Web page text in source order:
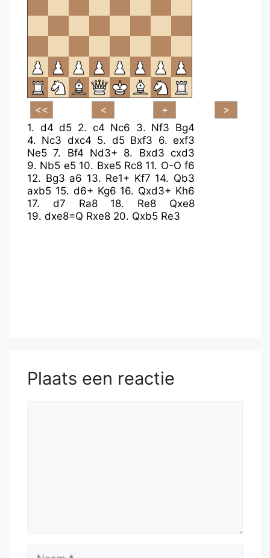
1. d4 d5 2. c4 Nc6 3. Nf3 Bg4
4. Nc3 dxc4 5. d5 Bxf3 6.exf3
Ne5 7. Bf4 Nd3+ 8. Bxd3 cxd3
9. Nb5 e5 10. Bxe5 Rc8 11. O-O f6
12. Bg3 a6 13. Re1+ Kf7 14. Qb3
axb5 15. d6+ Kg6 16. Qxd3+ Kh6
17. d7 Ra8 18. Re8
Qxe8
19. dxe8=Q Rxe8 20. Qxb5 Re3
Plaats een reactie
Naam